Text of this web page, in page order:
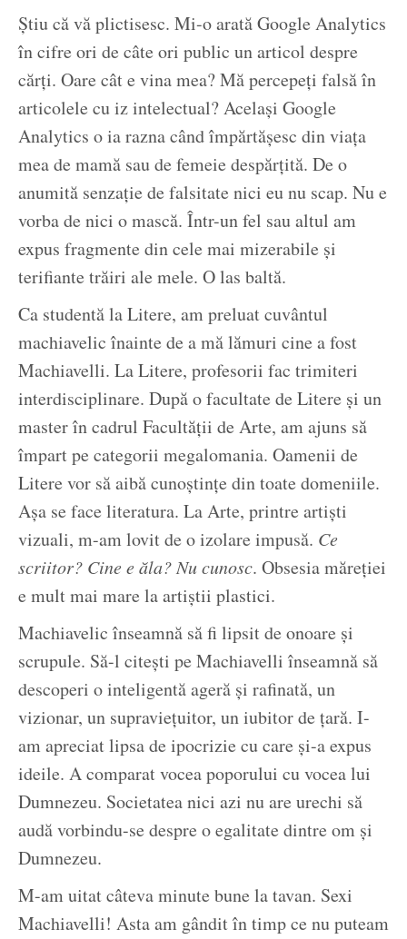
Știu că vă plictisesc. Mi-o arată Google Analytics
în cifre ori de câte ori public un articol despre
cărți. Oare cât e vina mea? Mă percepeți falsă în
articolele cu iz intelectual? Același Google
Analytics o ia razna când împărtășesc din viața
mea de mamă sau de femeie despărțită. De o
anumită senzație de falsitate nici eu nu scap. Nu e
vorba de nici o mască. Într-un fel sau altul am
expus fragmente din cele mai mizerabile și
terifiante trăiri ale mele. O las baltă.
Ca studentă la Litere, am preluat cuvântul
machiavelic înainte de a mă lămuri cine a fost
Machiavelli. La Litere, profesorii fac trimiteri
interdisciplinare. După o facultate de Litere și un
master în cadrul Facultății de Arte, am ajuns să
împart pe categorii megalomania. Oamenii de
Litere vor să aibă cunoștințe din toate domeniile.
Așa se face literatura. La Arte, printre artiști
vizuali, m-am lovit de o izolare impusă. Ce
scriitor? Cine e ăla? Nu cunosc. Obsesia măreției
e mult mai mare la artiștii plastici.
Machiavelic înseamnă să fi lipsit de onoare și
scrupule. Să-l citești pe Machiavelli înseamnă să
descoperi o inteligentă ageră și rafinată, un
vizionar, un supraviețuitor, un iubitor de țară. I-
am apreciat lipsa de ipocrizie cu care și-a expus
ideile. A comparat vocea poporului cu vocea lui
Dumnezeu. Societatea nici azi nu are urechi să
audă vorbindu-se despre o egalitate dintre om și
Dumnezeu.
M-am uitat câteva minute bune la tavan. Sexi
Machiavelli! Asta am gândit în timp ce nu puteam